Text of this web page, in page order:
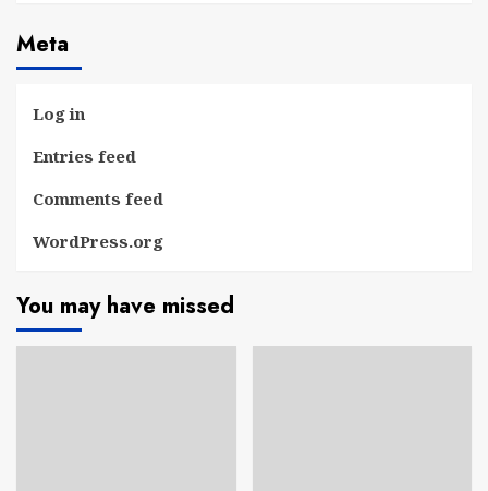
Meta
Log in
Entries feed
Comments feed
WordPress.org
You may have missed